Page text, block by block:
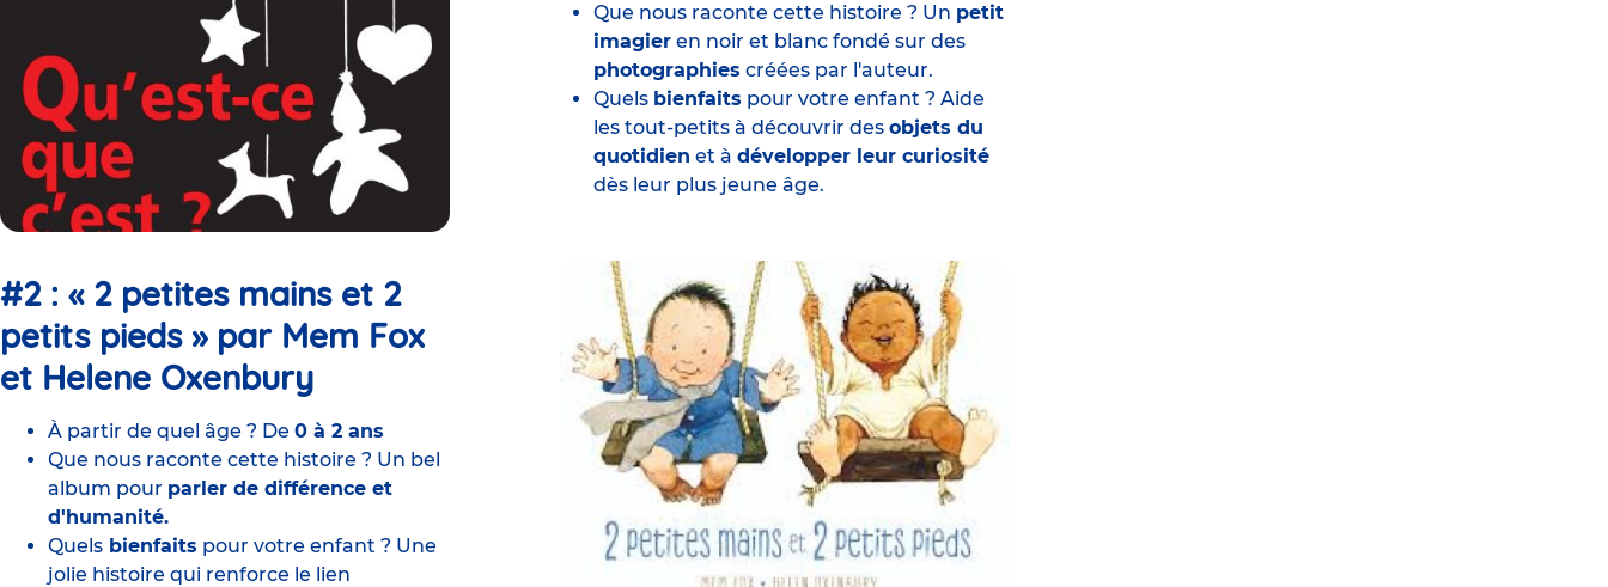
Que nous raconte cette histoire ? Un petit
imagieren noir et blanc fondé sur des
photographies créées par l'auteur.
Quels bienfaits pour votre enfant ? Aide
les tout-petits à découvrir des objets du
quotidien et à développer leur curiosité
dès leur plus jeune âge.
#2 : « 2 petites mains et 2
petits pieds » par Mem Fox
et Helene Oxenbury
À partir de quel âge ? De 0 à 2 ans
Que nous raconte cette histoire ? Un bel
album pour parler de différence et
d'humanité.
Quels bienfaits pour votre enfant ? Une
jolie histoire qui renforce le lien